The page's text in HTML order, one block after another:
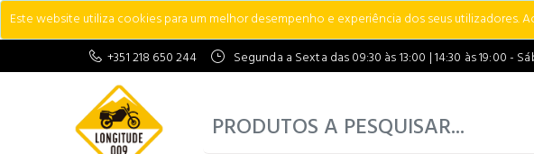
Este website utiliza cookies para um melhor desempenho e experiência dos seus utilizadores.
+351 218 650 244
Segunda a Sexta das 09:30 às 13:00 | 14:30 às 19:00 -